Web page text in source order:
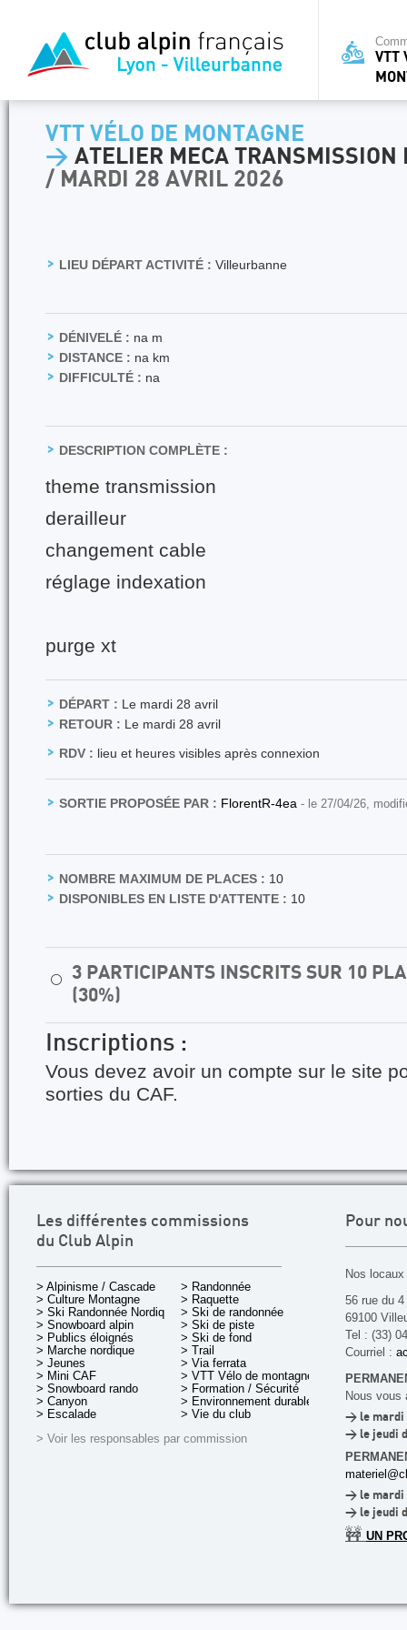
VTT
VTT VÉLO DE MONTAGNE
> ATELIER MECA TRANSMISSION
/ MARDI 28 AVRIL 2026
LIEU DÉPART ACTIVITÉ : Villeurbanne
DÉNIVELÉ : na m
DISTANCE : na km
DIFFICULTÉ : na
DESCRIPTION COMPLÈTE :
theme transmission
derailleur
changement cable
réglage indexation
purge xt
DÉPART : Le mardi 28 avril
RETOUR : Le mardi 28 avril
RDV : lieu et heures visibles après connexion
SORTIE PROPOSÉE PAR : FlorentR-4ea - le 27/04/26,
NOMBRE MAXIMUM DE PLACES : 10
DISPONIBLES EN LISTE D'ATTENTE : 10
⚪
3 PARTICIPANTS INSCRITS SUR 10
(30%)
Inscriptions :
Vous devez avoir un compte sur le site
sorties du CAF.
Les différentes commissions
du Club Alpin
> Alpinisme / Cascade
> Culture Montagne
> Ski Randonnée Nordique
> Snowboard alpin
> Publics éloignés
> Marche nordique
> Jeunes
> Mini CAF
> Snowboard rando
> Canyon
> Escalade
> Randonnée
> Raquette
> Ski de randonnée
> Ski de piste
> Ski de fond
> Trail
> Via ferrata
> VTT Vélo de montagne
> Formation / Sécurité
> Environnement durable
> Vie du club
> Voir les responsables par commission
Pour
Nos
56 rue du
69100
Tel : (33)
Courriel :
Nous vous
> le mardi
> le jeudi
> le mardi
> le jeudi
🚧 UN